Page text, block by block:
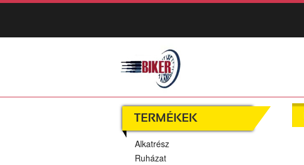
TERMÉKEK
Alkatrész
Ruházat